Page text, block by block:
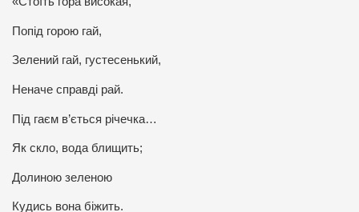
Попід горою гай,
Зелений гай, густесенький,
Неначе справді рай.
Під гаєм в’ється річечка…
Як скло, вода блищить;
Долиною зеленою
Кудись вона біжить.